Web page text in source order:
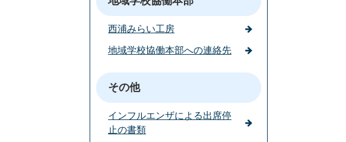
西浦みらい工房
地域学校協働本部への連絡先
その他
インフルエンザによる出席停
止の書類